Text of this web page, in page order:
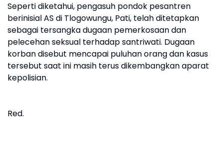
Seperti diketahui, pengasuh pondok pesantren
berinisial AS di Tlogowungu, Pati, telah ditetapkan
sebagai tersangka dugaan pemerkosaan dan
pelecehan seksual terhadap santriwati. Dugaan
korban disebut mencapai puluhan orang dan kasus
tersebut saat ini masih terus dikembangkan aparat
kepolisian.
Red.